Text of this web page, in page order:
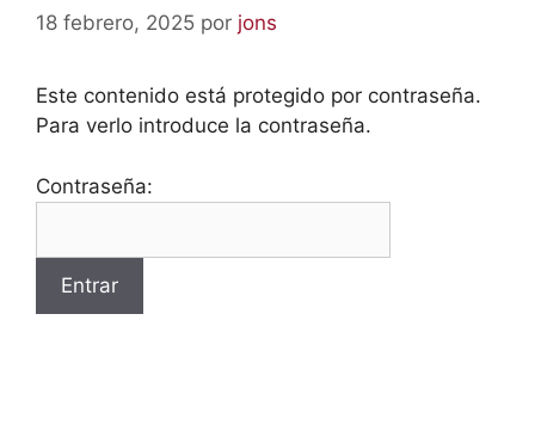
18 febrero, 2025 por jons
Este contenido está protegido por contraseña.
Para verlo introduce la contraseña.
Contraseña: